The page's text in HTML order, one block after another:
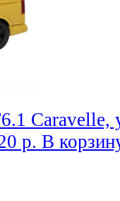
Caravelle,
р. В